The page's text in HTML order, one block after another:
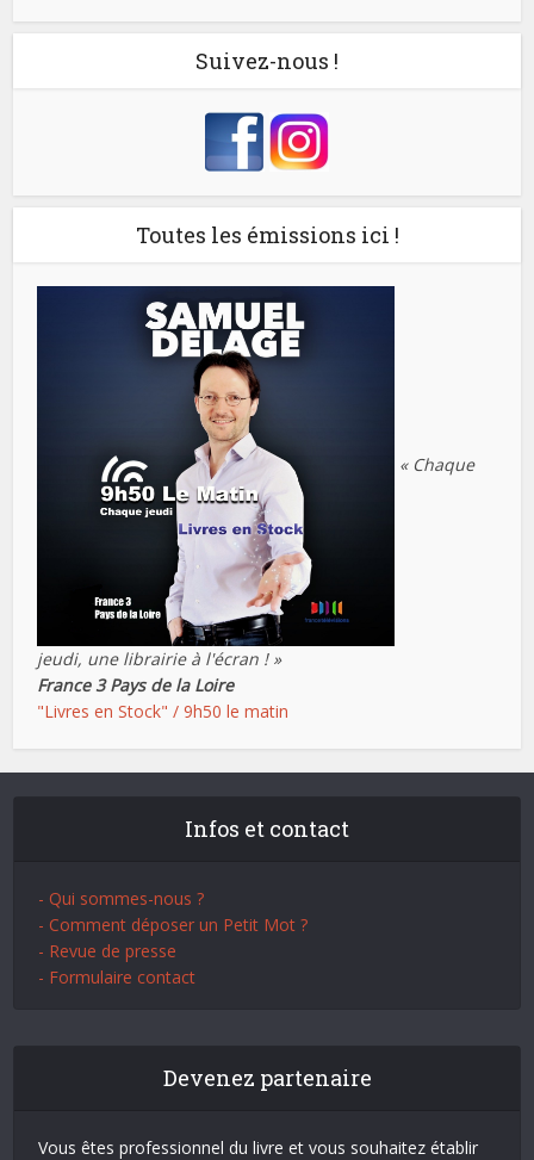
Suivez-nous !
Toutes les émissions ici !
« Chaque
jeudi, une librairie à l'écran ! »
France 3 Pays de la Loire
"Livres en Stock" / 9h50 le matin
Infos et contact
- Qui sommes-nous ?
- Comment déposer un Petit Mot ?
- Revue de presse
- Formulaire contact
Devenez partenaire
Vous êtes professionnel du livre et vous souhaitez établir